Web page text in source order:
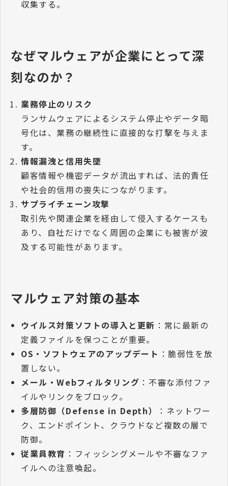
収集する。
なぜマルウェアが企業にとって深
刻なのか？
業務停止のリスク
ランサムウェアによるシステム停止やデータ暗
号化は、業務の継続性に直接的な打撃を与えま
す。
情報漏洩と信用失墜
顧客情報や機密データが流出すれば、法的責任
や社会的信用の喪失につながります。
サプライチェーン攻撃
取引先や関連企業を経由して侵入するケースも
あり、自社だけでなく周囲の企業にも被害が波
及する可能性があります。
マルウェア対策の基本
ウイルス対策ソフトの導入と更新 ：常に最新の
定義ファイルを保つことが重要。
OS・ソフトウェアのアップデート ：脆弱性を放
置しない。
メール・Webフィルタリング ：不審な添付ファ
イルやリンクをブロック。
多層防御（Defense in Depth）
：ネットワー
ク、エンドポイント、クラウドなど複数の層で
防御。
従業員教育 ：フィッシングメールや不審なファ
イルへの注意喚起。